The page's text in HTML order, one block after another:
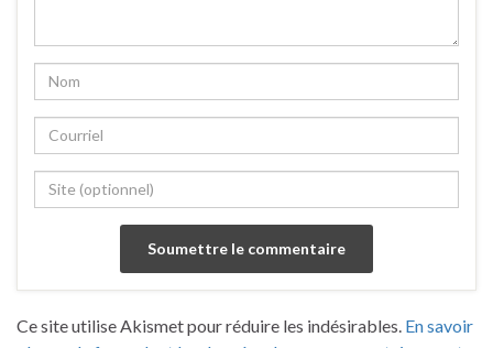
Ce site utilise Akismet pour réduire les indésirables. En savoir